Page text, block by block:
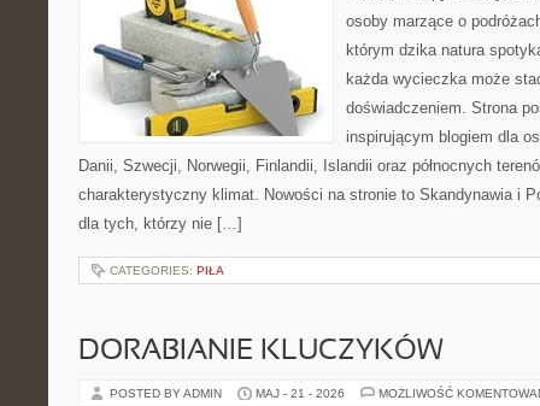
osoby marzące o
którym dzika natura
każda wycieczka może
doświadczeniem. Strona
inspirującym blogiem dla
Danii, Szwecji, Norwegii, Finlandii, Islandii oraz północnych
charakterystyczny klimat. Nowości na stronie to Skandynawia i
dla tych, którzy nie […]
CATEGORIES: PIŁA
DORABIANIE KLUCZYKÓW
POSTED BY ADMIN MAJ - 21 - 2026 MOŻLIWOŚĆ